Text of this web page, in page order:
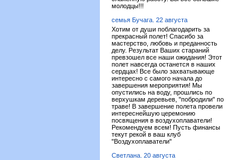
молодцы!!!
семья Бучага. 22 августа
Хотим от души поблагодарить за
прекрасный полет! Спасибо за
мастерство, любовь и преданность
делу. Результат Ваших стараний
превзошел все наши ожидания! Этот
полет навсегда останется в наших
сердцах! Все было захватывающе
интересно с самого начала до
завершения мероприятия! Мы
опустились на воду, прошлись по
верхушкам деревьев, "побродили" по
траве! В завершение полета провели
интереснейшую церемонию
посвящения в воздухоплаватели!
Рекомендуем всем! Пусть финансы
текут рекой в ваш клуб
"Воздухоплаватели"
Светлана. 20 августа